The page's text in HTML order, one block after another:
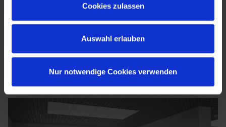
Cookies zulassen
Auswahl erlauben
Nur notwendige Cookies verwenden